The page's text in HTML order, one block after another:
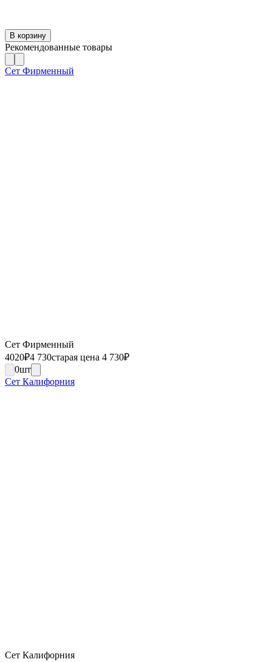
В корзину
Рекомендованные товары
Сет Фирменный
Сет Фирменный
4020₽4 730старая цена 4 730₽
0шт
Сет Калифорния
Сет Калифорния